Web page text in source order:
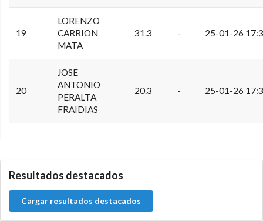
19
LORENZO
CARRION
MATA
31.3 - 25-01-26
20
JOSE
ANTONIO
PERALTA
FRAIDIAS
20.3 - 25-01-26
Resultados destacados
Cargar resultados destacados